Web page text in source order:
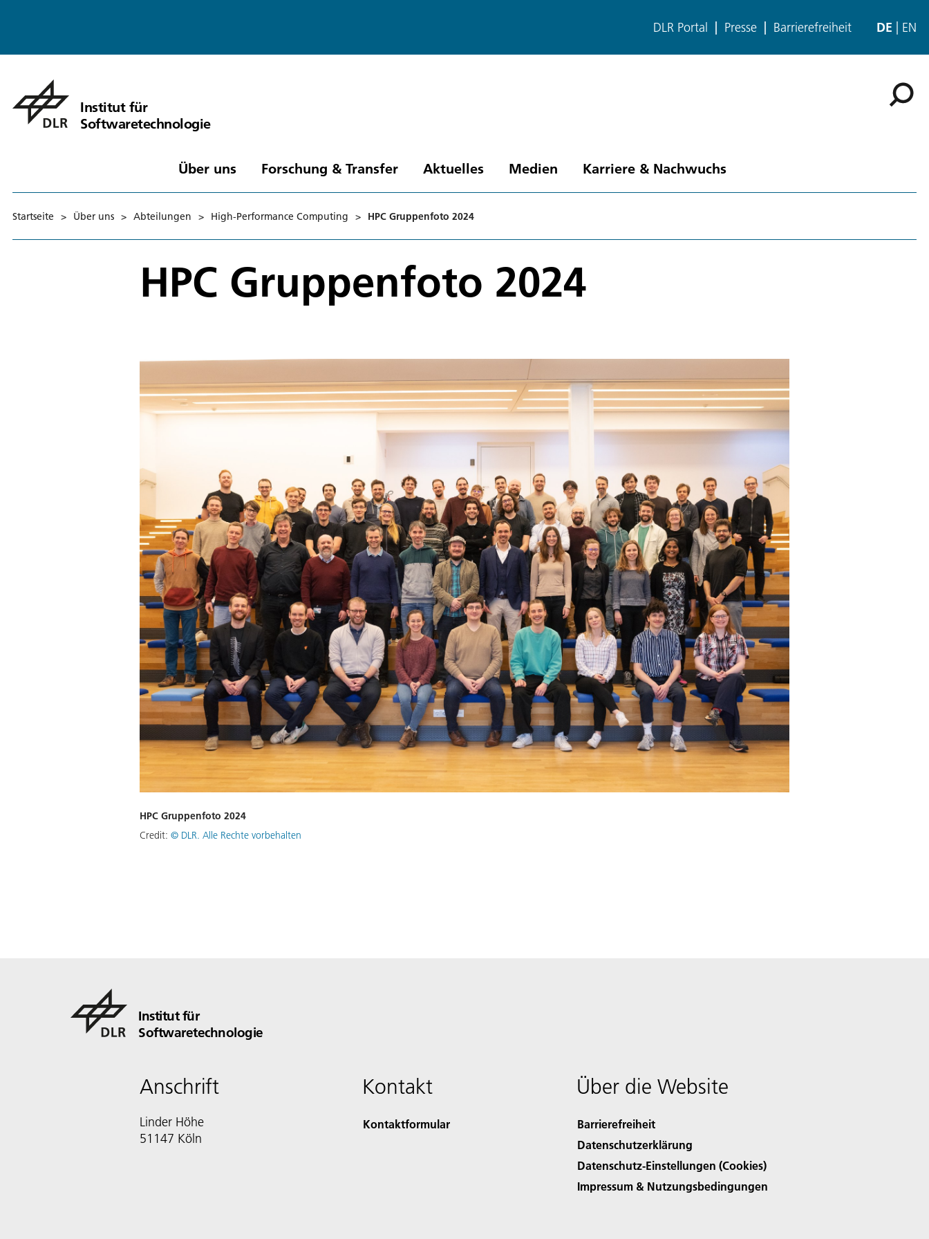
DLR Portal Presse Barrierefreiheit DE EN
Institut für
Softwaretechnologie
Über uns Forschung & Transfer Aktuelles Medien Karriere & Nachwuchs
Startseite > Über uns > Abteilungen > High-Performance Computing > HPC Gruppenfoto 2024
HPC Gruppenfoto 2024
HPC Gruppenfoto 2024
Credit: © DLR. Alle Rechte vorbehalten
Institut für
Softwaretechnologie
Anschrift
Linder Höhe
51147 Köln
Kontakt
Kontaktformular
Über die Website
Barrierefreiheit
Datenschutzerklärung
Datenschutz-Einstellungen (Cookies)
Impressum & Nutzungsbedingungen